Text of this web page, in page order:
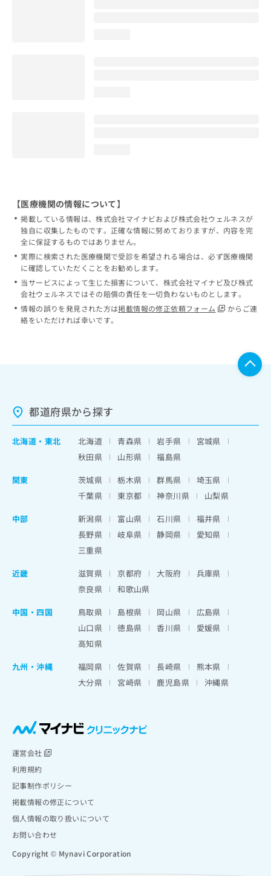
【医療機関の情報について】
掲載している情報は、株式会社マイナビおよび株式会社ウェルネスが
独自に収集したものです。正確な情報に努めておりますが、内容を完
全に保証するものではありません。
実際に検索された医療機関で受診を希望される場合は、必ず医療機関
に確認していただくことをお勧めします。
当サービスによって生じた損害について、株式会社マイナビ及び株式
会社ウェルネスではその賠償の責任を一切負わないものとします。
情報の誤りを発見された方は掲載情報の修正依頼フォーム
からご連
絡をいただければ幸いです。
都道府県から探す
北海道 ・ 東北 北海道 青森県 岩手県
宮城県
秋田県
山形県
福島県
関東
茨城県 栃木県 群馬県
埼玉県
千葉県
東京都 神奈川県
山梨県
中部
新潟県 富山県 石川県
福井県
長野県
岐阜県 静岡県
愛知県
三重県
近畿
滋賀県 京都府 大阪府
兵庫県
奈良県
和歌山県
中国・四国
鳥取県 島根県 岡山県
広島県
山口県
徳島県 香川県
愛媛県
高知県
九州・沖縄
福岡県 佐賀県 長崎県
熊本県
大分県
宮崎県 鹿児島県 沖縄県
運営会社
利用規約
記事制作ポリシー
掲載情報の修正について
個人情報の取り扱いについて
お問い合わせ
Copyright © Mynavi Corporation